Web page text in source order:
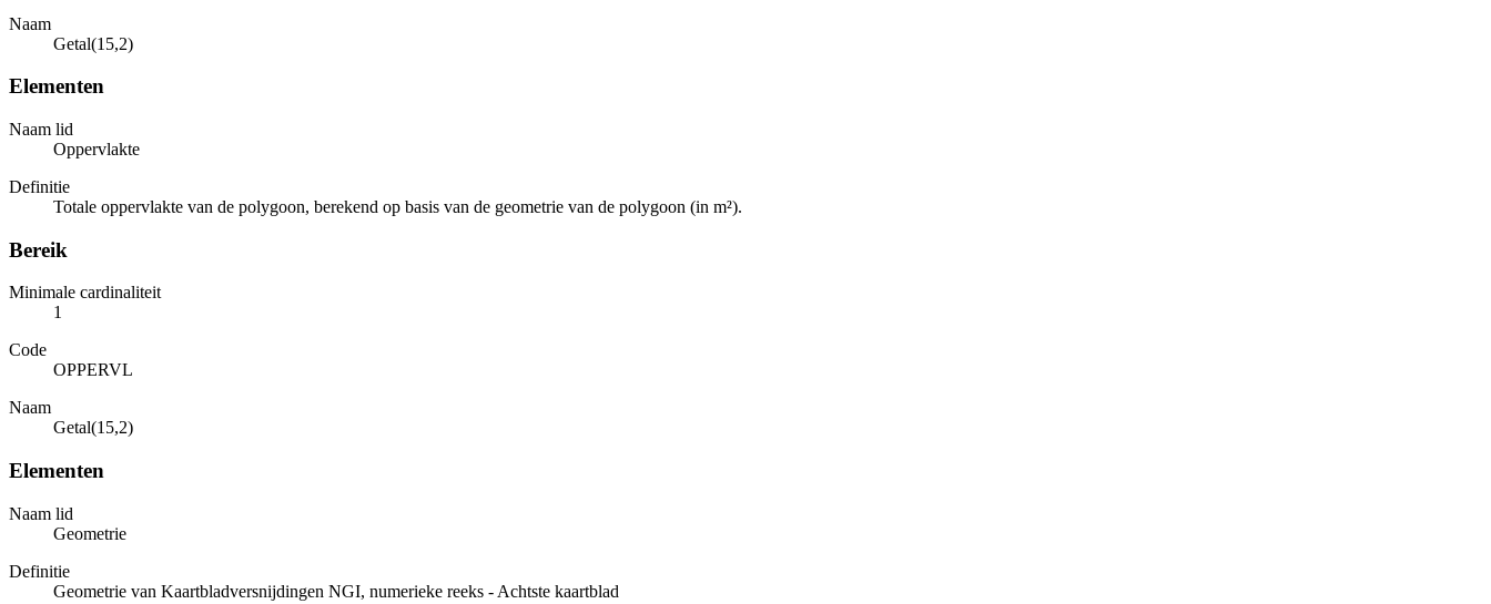
Naam
Getal(15,2)
Elementen
Naam lid
Oppervlakte
Definitie
Totale oppervlakte van de polygoon, berekend op basis van de geometrie van de polygoon (in m²).
Bereik
Minimale cardinaliteit
1
Code
OPPERVL
Naam
Getal(15,2)
Elementen
Naam lid
Geometrie
Definitie
Geometrie van Kaartbladversnijdingen NGI, numerieke reeks - Achtste kaartblad